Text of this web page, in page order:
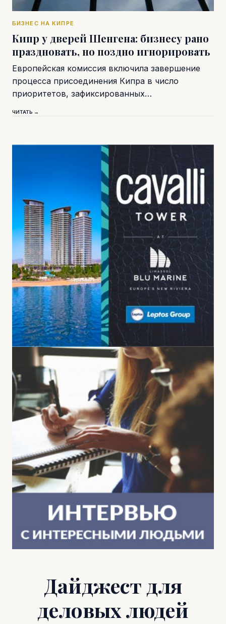
БИЗНЕС НА КИПРЕ
Кипр у дверей Шенгена: бизнесу рано
праздновать, но поздно игнорировать
Европейская комиссия включила завершение
процесса присоединения Кипра в число
приоритетов, зафиксированных…
ЧИТАТЬ →
Дайджест для
деловых людей